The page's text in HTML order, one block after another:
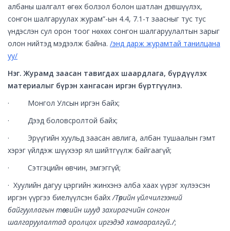
албаны шалгалт өгөх болзол болон шатлан дэвшүүлэх,
сонгон шалгаруулах журам”-ын 4.4, 7.1-т заасныг тус тус
үндэслэн сул орон тоог нөхөх сонгон шалгаруулалтын зарыг
олон нийтэд мэдээлж байна. /энд дарж журамтай танилцана
уу/
Нэг. Журамд заасан тавигдах шаардлага, бүрдүүлэх
материалыг бүрэн хангасан иргэн бүртгүүлнэ.
· Монгол Улсын иргэн байх;
· Дээд боловсролтой байх;
· Эрүүгийн хуульд заасан авлига, албан тушаалын гэмт
хэрэг үйлдэж шүүхээр ял шийтгүүлж байгаагүй;
· Сэтгэцийн өвчин, эмгэггүй;
· Хуулийн дагуу цэргийн жинхэнэ алба хаах үүрэг хүлээсэн
иргэн үүргээ биелүүлсэн байх/Төрийн үйлчилгээний
байгууллагын төсвийн шууд захирагчийн сонгон
шалгаруулалтад оролцох иргэдэд хамааралгүй./;